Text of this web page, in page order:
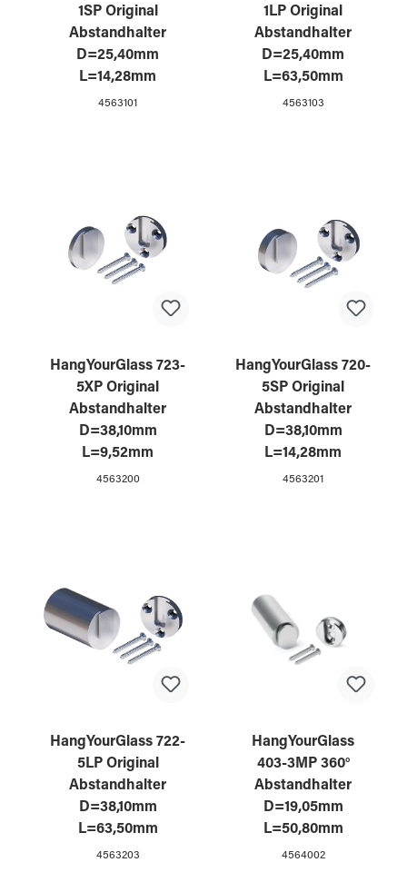
1SP Original
Abstandhalter
D=25,40mm
L=14,28mm
4563101
1LP Original
Abstandhalter
D=25,40mm
L=63,50mm
4563103
HangYourGlass 723-
5XP Original
Abstandhalter
D=38,10mm
L=9,52mm
4563200
HangYourGlass 720-
5SP Original
Abstandhalter
D=38,10mm
L=14,28mm
4563201
HangYourGlass 722-
5LP Original
Abstandhalter
D=38,10mm
L=63,50mm
4563203
HangYourGlass
403-3MP 360°
Abstandhalter
D=19,05mm
L=50,80mm
4564002